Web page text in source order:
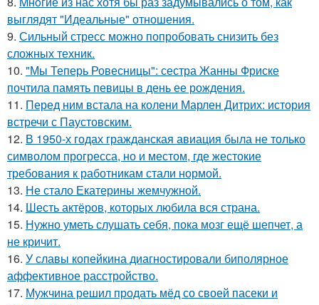
выглядят "Идеальные" отношения.
9. Сильный стресс можно попробовать снизить без
сложных техник.
10. "Мы Теперь Ровесницы": сестра Жанны Фриске
почтила память певицы в день ее рождения.
11. Перед ним встала на колени Марлен Дитрих: история
встречи с Паустовским.
12. В 1950-х годах гражданская авиация была не только
символом прогресса, но и местом, где жестокие
требования к работникам стали нормой.
13. Не стало Екатерины жемчужной.
14. Шесть актёров, которых любила вся страна.
15. Нужно уметь слушать себя, пока мозг ещё шепчет, а
не кричит.
16. У славы копейкина диагностировали биполярное
аффективное расстройство.
17. Мужчина решил продать мёд со своей пасеки и